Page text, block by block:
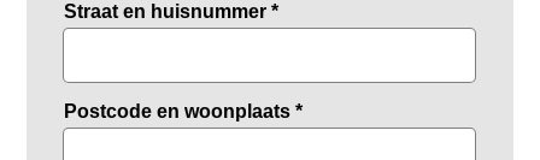
Straat en huisnummer*
Postcode en woonplaats*